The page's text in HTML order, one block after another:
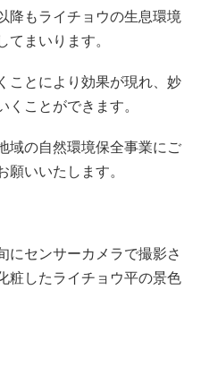
降もライチョウの生息環境
てまいります。
ことにより効果が現れ、妙
ことができます。
域の自然環境保全事業にご
願いいたします。
センサーカメラで撮影さ
粧したライチョウ平の景色